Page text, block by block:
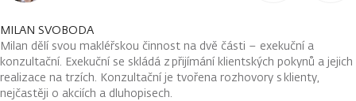
MILAN SVOBODA
Milan dělí svou makléřskou činnost na dvě části – exekuční a
konzultační. Exekuční se skládá z přijímání klientských pokynů a jejich
realizace na trzích. Konzultační je tvořena rozhovory s klienty,
nejčastěji o akciích a dluhopisech.